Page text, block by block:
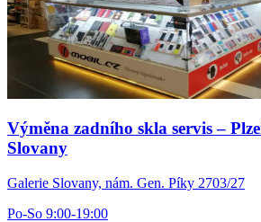
Výměna zadního skla servis –
Slovany
Galerie Slovany, nám. Gen. Píky 2703/27
Po-So 9:00-19:00